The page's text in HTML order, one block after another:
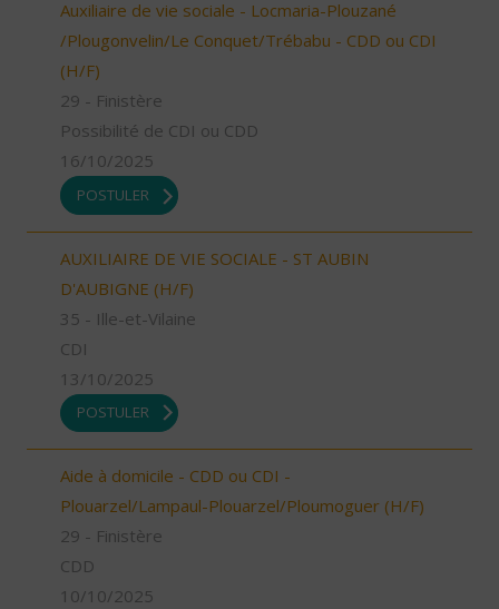
Auxiliaire de vie sociale - Locmaria-Plouzané
/Plougonvelin/Le Conquet/Trébabu - CDD ou CDI
(H/F)
29 - Finistère
Possibilité de CDI ou CDD
16/10/2025
POSTULER
AUXILIAIRE DE VIE SOCIALE - ST AUBIN
D'AUBIGNE (H/F)
35 - Ille-et-Vilaine
CDI
13/10/2025
POSTULER
Aide à domicile - CDD ou CDI -
Plouarzel/Lampaul-Plouarzel/Ploumoguer (H/F)
29 - Finistère
CDD
10/10/2025